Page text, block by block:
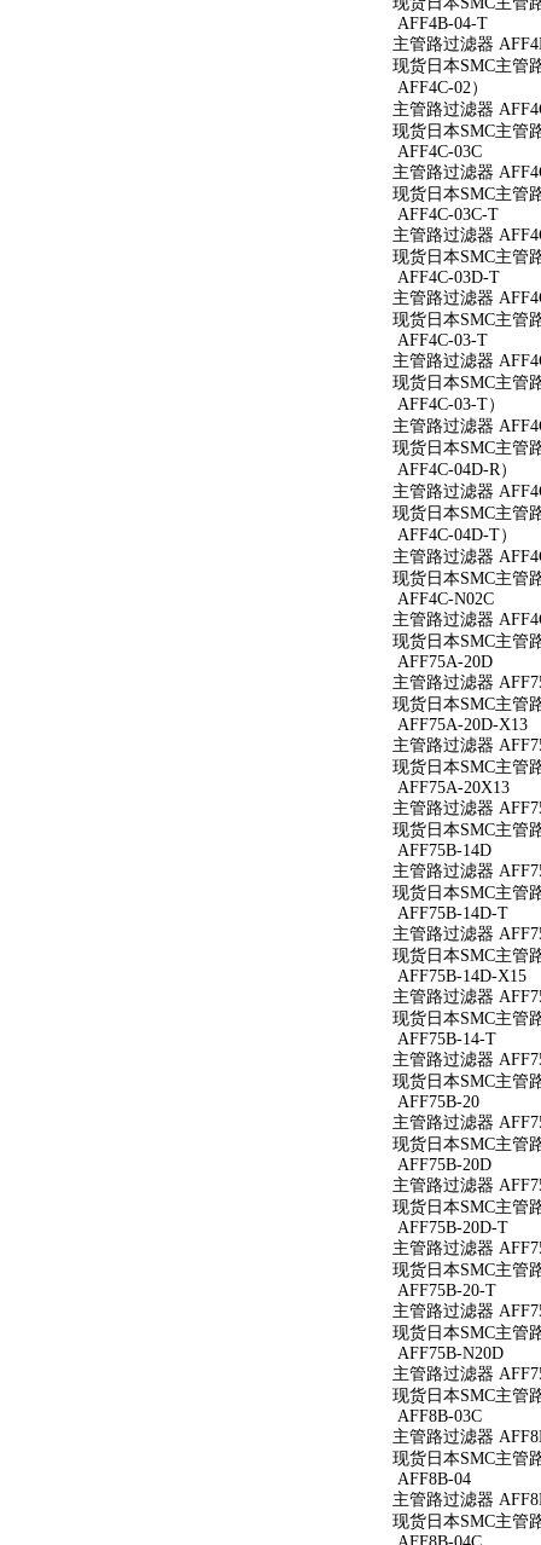
AFF4B-04-T
主管路过滤器
现货日本SMC主管
AFF4C-02）
主管路过滤器
现货日本SMC主管
AFF4C-03C
主管路过滤器
现货日本SMC主管
AFF4C-03C-T
主管路过滤器
现货日本SMC主管
AFF4C-03D-T
主管路过滤器
现货日本SMC主管
AFF4C-03-T
主管路过滤器
现货日本SMC主管
AFF4C-03-T）
主管路过滤器
现货日本SMC主管
AFF4C-04D-R）
主管路过滤器
现货日本SMC主管
AFF4C-04D-T）
主管路过滤器
现货日本SMC主管
AFF4C-N02C
主管路过滤器
现货日本SMC主管
AFF75A-20D
主管路过滤器
现货日本SMC主管
AFF75A-20D-X13
主管路过滤器
现货日本SMC主管
AFF75A-20X13
主管路过滤器
现货日本SMC主管
AFF75B-14D
主管路过滤器
现货日本SMC主管
AFF75B-14D-T
主管路过滤器
现货日本SMC主管
AFF75B-14D-X15
主管路过滤器
现货日本SMC主管
AFF75B-14-T
主管路过滤器
现货日本SMC主管
AFF75B-20
主管路过滤器
现货日本SMC主管
AFF75B-20D
主管路过滤器
现货日本SMC主管
AFF75B-20D-T
主管路过滤器
现货日本SMC主管
AFF75B-20-T
主管路过滤器
现货日本SMC主管
AFF75B-N20D
主管路过滤器
现货日本SMC主管
AFF8B-03C
主管路过滤器
现货日本SMC主管
AFF8B-04
主管路过滤器
现货日本SMC主管